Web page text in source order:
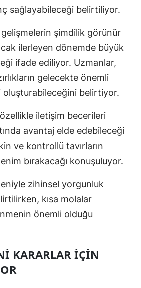
sağlayabileceği belirtiliyor.
gelişmelerin şimdilik görünür
ilerleyen dönemde büyük
ifade ediliyor. Uzmanlar,
gelecekte önemli
oluşturabileceğini belirtiyor.
iletişim becerileri
avantaj elde edebileceği
ve kontrollü tavırların
bırakacağı konuşuluyor.
zihinsel yorgunluk
kısa molalar
önemli olduğu
KARARLAR İÇIN